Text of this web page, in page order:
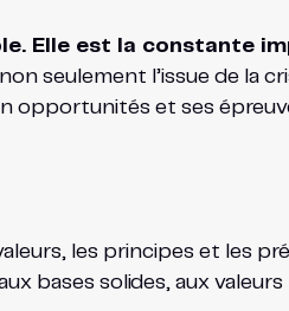
Elle est la constante
seulement l’issue de la
opportunités et ses
les principes et les
bases solides, aux